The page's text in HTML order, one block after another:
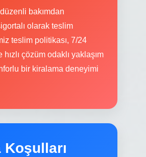
bakımdan
olarak teslim
teslim politikası, 7/24
çözüm odaklı yaklaşım
bir kiralama deneyimi